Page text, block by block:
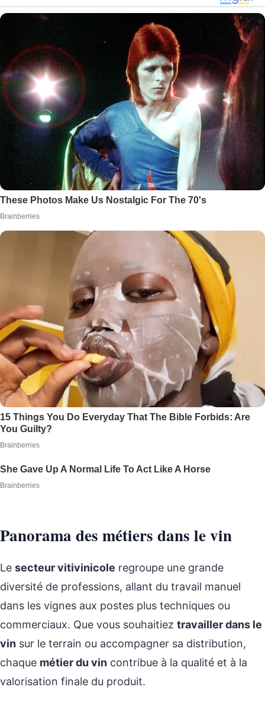
Panorama des métiers dans le vin
Le secteur vitivinicole regroupe une grande
diversité de professions, allant du travail manuel
dans les vignes aux postes plus techniques ou
commerciaux. Que vous souhaitiez travailler dans le
vin sur le terrain ou accompagner sa distribution,
chaque métier du vin contribue à la qualité et à la
valorisation finale du produit.